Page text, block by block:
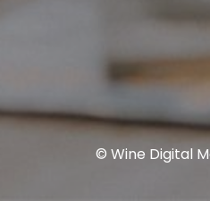
© Wine Digital